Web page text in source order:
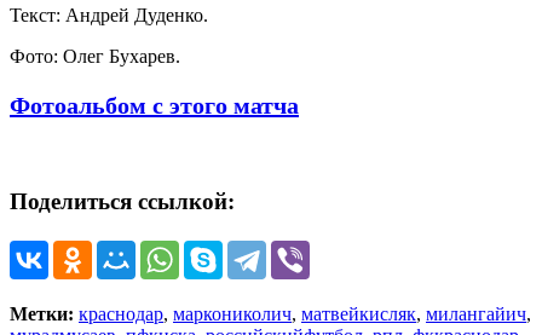
Текст: Андрей Дуденко.
Фото: Олег Бухарев.
Фотоальбом с этого матча
Поделиться ссылкой:
Метки: краснодар, маркониколич, матвейкисляк, милангайич,